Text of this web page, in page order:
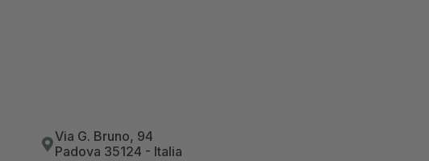
Via G. Bruno, 94
Padova 35124 - Italia